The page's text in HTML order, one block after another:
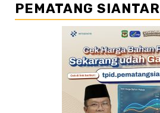
PEMATANG SIANTAR